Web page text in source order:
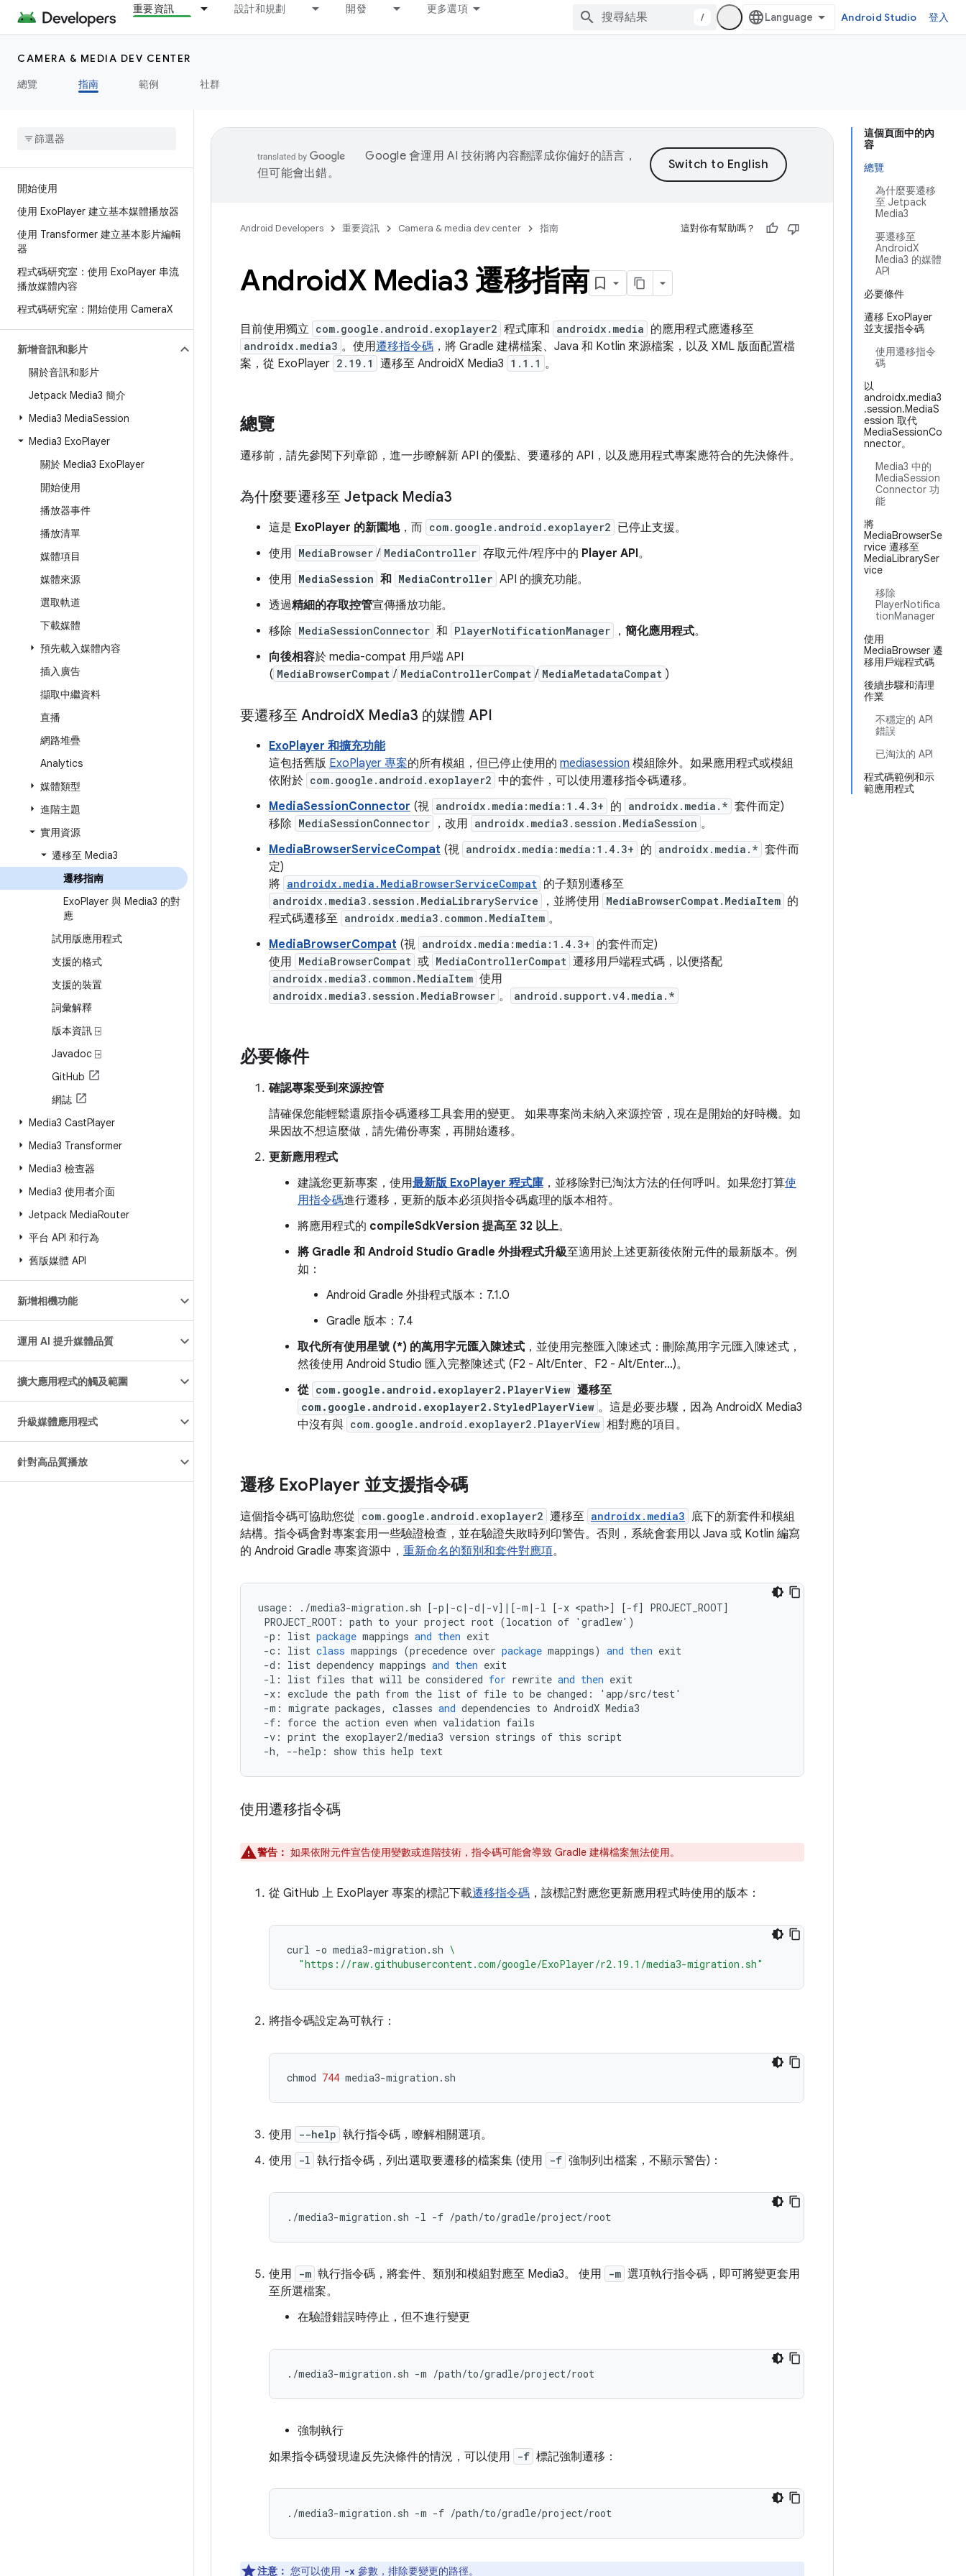
重要資訊 設計和規劃 開發 更多選項
/ Android Studio 登入
CAMERA & MEDIA DEV CENTER
總覽
指南 範例 社群
開始使用
使用 ExoPlayer 建立基本媒體播放器
使用 Transformer 建立基本影片編輯
器
程式碼研究室：使用 ExoPlayer 串流
播放媒體內容
程式碼研究室：開始使用 CameraX
新增音訊和影片
關於音訊和影片
Jetpack Media3 簡介
Media3 MediaSession
Media3 ExoPlayer
關於 Media3 ExoPlayer
開始使用
播放器事件
播放清單
媒體項目
媒體來源
選取軌道
下載媒體
預先載入媒體內容
插入廣告
擷取中繼資料
直播
網路堆疊
Analytics
媒體類型
進階主題
實用資源
遷移至 Media3
遷移指南
ExoPlayer 與 Media3 的對
應
試用版應用程式
支援的格式
支援的裝置
詞彙解釋
版本資訊 ⍈
Javadoc ⍈
GitHub
網誌
Media3 CastPlayer
Media3 Transformer
Media3 檢查器
Media3 使用者介面
Jetpack MediaRouter
平台 API 和行為
舊版媒體 API
新增相機功能
運用 AI 提升媒體品質
擴大應用程式的觸及範圍
升級媒體應用程式
針對高品質播放
這個頁面中的內
容
總覽
為什麼要遷移
至 Jetpack
Media3
要遷移至
AndroidX
Media3 的媒體
API
必要條件
遷移 ExoPlayer
並支援指令碼
使用遷移指令
碼
以
androidx.media3
.session.MediaS
ession 取代
MediaSessionCo
nnector。
Media3 中的
MediaSession
Connector 功
能
將
MediaBrowserSe
rvice 遷移至
MediaLibrarySer
vice
移除
PlayerNotifica
tionManager
使用
MediaBrowser 遷
移用戶端程式碼
後續步驟和清理
作業
不穩定的 API
錯誤
已淘汰的 API
程式碼範例和示
範應用程式
Google 會運用 AI 技術將內容翻譯成你偏好的語言，
但可能會出錯。
Android Developers 重要資訊 Camera & media dev center 指南 這對你有幫助嗎？
AndroidX Media3 遷移指南
目前使用獨立 com.google.android.exoplayer2 程式庫和 androidx.media 的應用程式應遷移至
androidx.media3 。使用遷移指令碼 ，將 Gradle 建構檔案、Java 和 Kotlin 來源檔案，以及 XML 版面配置檔
案，從 ExoPlayer 2.19.1 遷移至 AndroidX Media3 1.1.1 。
總覽
遷移前，請先參閱下列章節，進一步瞭解新 API 的優點、要遷移的 API，以及應用程式專案應符合的先決條件。
為什麼要遷移至 Jetpack Media3
這是 ExoPlayer 的新園地，而 com.google.android.exoplayer2 已停止支援。
使用 MediaBrowser / MediaController 存取元件/程序中的 Player API。
使用 MediaSession 和 MediaController API 的擴充功能。
透過精細的存取控管宣傳播放功能。
移除 MediaSessionConnector 和 PlayerNotificationManager ， 簡化應用程式。
向後相容於 media-compat 用戶端 API
( MediaBrowserCompat / MediaControllerCompat / MediaMetadataCompat )
要遷移至 AndroidX Media3 的媒體 API
ExoPlayer 和擴充功能
這包括舊版 ExoPlayer 專案的所有模組，但已停止使用的 mediasession 模組除外。如果應用程式或模組
依附於 com.google.android.exoplayer2 中的套件，可以使用遷移指令碼遷移。
MediaSessionConnector (視 androidx.media:media:1.4.3+ 的 androidx.media.* 套件而定)
移除 MediaSessionConnector ，改用 androidx.media3.session.MediaSession 。
MediaBrowserServiceCompat (視 androidx.media:media:1.4.3+ 的 androidx.media.* 套件而
定)
將 androidx.media.MediaBrowserServiceCompat 的子類別遷移至
androidx.media3.session.MediaLibraryService ，並將使用 MediaBrowserCompat.MediaItem 的
程式碼遷移至 androidx.media3.common.MediaItem 。
MediaBrowserCompat (視 androidx.media:media:1.4.3+ 的套件而定)
使用 MediaBrowserCompat 或 MediaControllerCompat 遷移用戶端程式碼，以便搭配
androidx.media3.common.MediaItem 使用
androidx.media3.session.MediaBrowser 。 android.support.v4.media.*
必要條件
確認專案受到來源控管
請確保您能輕鬆還原指令碼遷移工具套用的變更。 如果專案尚未納入來源控管，現在是開始的好時機。如
果因故不想這麼做，請先備份專案，再開始遷移。
更新應用程式
建議您更新專案，使用最新版 ExoPlayer 程式庫 ，並移除對已淘汰方法的任何呼叫。如果您打算使
用指令碼進行遷移，更新的版本必須與指令碼處理的版本相符。
將應用程式的 compileSdkVersion 提高至 32 以上。
將 Gradle 和 Android Studio Gradle 外掛程式升級至適用於上述更新後依附元件的最新版本。例
如：
Android Gradle 外掛程式版本：7.1.0
Gradle 版本：7.4
取代所有使用星號 (*) 的萬用字元匯入陳述式 ，並使用完整匯入陳述式：刪除萬用字元匯入陳述式，
然後使用 Android Studio 匯入完整陳述式 (F2 - Alt/Enter、F2 - Alt/Enter...)。
從 com.google.android.exoplayer2.PlayerView 遷移至
com.google.android.exoplayer2.StyledPlayerView 。這是必要步驟，因為 AndroidX Media3
中沒有與 com.google.android.exoplayer2.PlayerView 相對應的項目。
遷移 ExoPlayer 並支援指令碼
這個指令碼可協助您從 com.google.android.exoplayer2 遷移至 androidx.media3 底下的新套件和模組
結構。指令碼會對專案套用一些驗證檢查，並在驗證失敗時列印警告。否則，系統會套用以 Java 或 Kotlin 編寫
的 Android Gradle 專案資源中， 重新命名的類別和套件對應項。
usage : . /media3-migration . sh [-p |-c|-d |-v] | [-m |-l [-x <path>] [-f] PROJECT_ROOT]
PROJECT_ROOT : path to your project root (location of ' gradlew' )
-p : list package mappings and then exit
-c : list class mappings (precedence over package mappings) and then exit
-d : list dependency mappings and then exit
-l : list files that will be considered for rewrite and then exit
-x : exclude the path from the list of file to be changed : ' app/src/test'
-m : migrate packages, classes and dependencies to AndroidX Media3
-f : force the action even when validation fails
-v : print the exoplayer2/media3 version strings of this script
-h, --help : show this help text
使用遷移指令碼
警告： 如果依附元件宣告使用變數或進階技術，指令碼可能會導致 Gradle 建構檔案無法使用。
從 GitHub 上 ExoPlayer 專案的標記下載遷移指令碼 ，該標記對應您更新應用程式時使用的版本：
curl -o media3-migration.sh \
"https://raw.githubusercontent.com/google/ExoPlayer/r2.19.1/media3-migration.sh"
將指令碼設定為可執行：
chmod 744
使用 --help 執行指令碼，瞭解相關選項。
使用
-l 執行指令碼，列出選取要遷移的檔案集 (使用 -f 強制列出檔案，不顯示警告)：
./media3-migration.sh -l -f
使用 -m 執行指令碼，將套件、類別和模組對應至 Media3。 使用 -m 選項執行指令碼，即可將變更套用
至所選檔案。
在驗證錯誤時停止，但不進行變更
./media3-migration.sh -m
強制執行
如果指令碼發現違反先決條件的情況，可以使用
-f 標記強制遷移：
./media3-migration.sh -m -f
注意： 您可以使用 -x 參數，排除要變更的路徑。